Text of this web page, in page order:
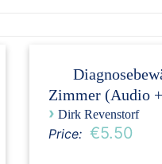
Zimmer (Audio
› Dirk Revenstorf
Price: €5.50